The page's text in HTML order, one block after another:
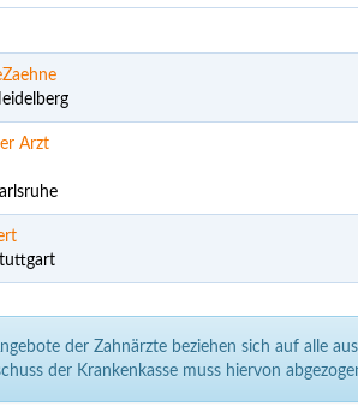
Arzt
der Zahnärzte beziehen sich auf alle
der Krankenkasse muss hiervon